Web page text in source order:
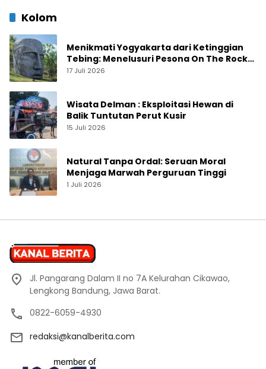
Kolom
Menikmati Yogyakarta dari Ketinggian
Tebing: Menelusuri Pesona On The Rock
Jogja yang Sedang Naik Daun
17 Juli 2026
Wisata Delman : Eksploitasi Hewan di
Balik Tuntutan Perut Kusir
15 Juli 2026
Natural Tanpa Ordal: Seruan Moral
Menjaga Marwah Perguruan Tinggi
1 Juli 2026
Jl. Pangarang Dalam II no 7A Kelurahan Cikawao,
Lengkong Bandung, Jawa Barat.
0822-6059-4930
redaksi@kanalberita.com